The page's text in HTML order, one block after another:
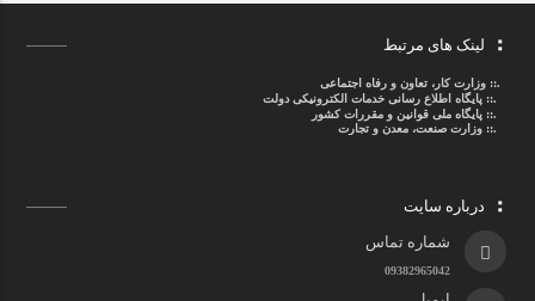
لینک های مرتبط
.::وزارت کار، تعاون و رفاه اجتماعی
.::پایگاه اطلاع رسانی خدمات الکترونیکی دولت
.::پایگاه ملی قوانین و مقررات کشور
.:: وزارت صنعت، معدن و تجارت
درباره سایت
شماره تماس
09382965042